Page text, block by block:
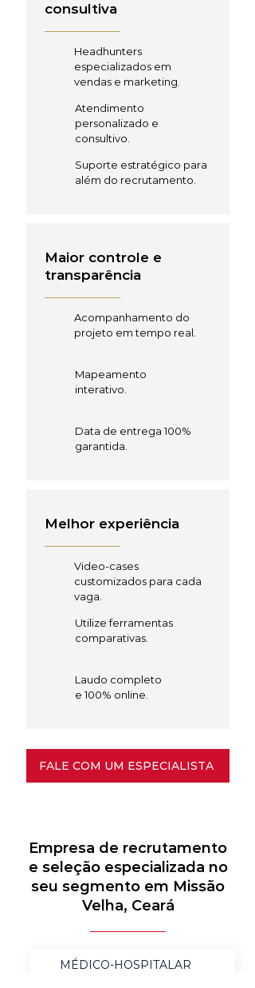
consultiva
Headhunters
especializados em
vendas e marketing.
Atendimento
personalizado e
consultivo.
Suporte estratégico para
além do recrutamento.
Maior controle e
transparência
Acompanhamento do
projeto em tempo real.
Mapeamento
interativo.
Data de entrega 100%
garantida.
Melhor experiência
Video-cases
customizados para cada
vaga.
Utilize ferramentas
comparativas.
Laudo completo
e 100% online.
FALE COM UM ESPECIALISTA
Empresa de recrutamento
e seleção especializada no
seu segmento em Missão
Velha, Ceará
MÉDICO-HOSPITALAR